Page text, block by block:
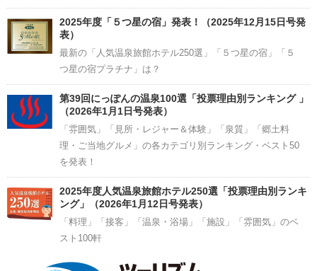
2025年度「５つ星の宿」発表！（2025年12月15日号発
表）
最新の「人気温泉旅館ホテル250選」「５つ星の宿」「５
つ星の宿プラチナ」は？
第39回にっぽんの温泉100選「投票理由別ランキング 」
（2026年1月1日号発表）
「雰囲気」「見所・レジャー＆体験」「泉質」「郷土料
理・ご当地グルメ」の各カテゴリ別ランキング・ベスト50
を発表！
2025年度人気温泉旅館ホテル250選「投票理由別ランキ
ング」（2026年1月12日号発表）
「料理」「接客」「温泉・浴場」「施設」「雰囲気」のベ
スト100軒